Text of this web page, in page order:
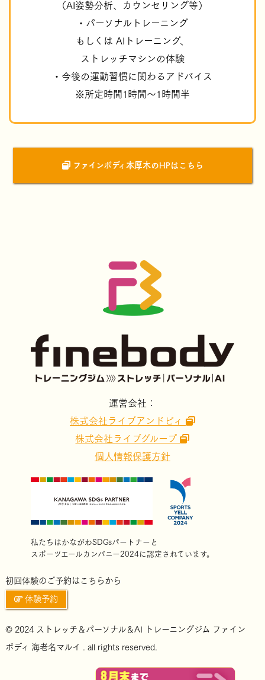
（AI姿勢分析、カウンセリング等）
・パーソナルトレーニング
もしくは AIトレーニング、
ストレッチマシンの体験
・今後の運動習慣に関わるアドバイス
※所定時間1時間～1時間半
ファインボディ本厚木のHPはこちら
運営会社：
株式会社ライブアンドビィ
株式会社ライブグループ
個人情報保護方針
私たちはかながわSDGsパートナーと
スポーツエールカンパニー2024に認定されています。
初回体験のご予約はこちらから
体験予約
© 2024 ストレッチ＆パーソナル＆AI トレーニングジム ファイン
ボディ 海老名マルイ . all rights reserved.